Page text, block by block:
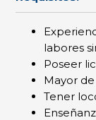
labores
Poseer
Mayor de
Tener